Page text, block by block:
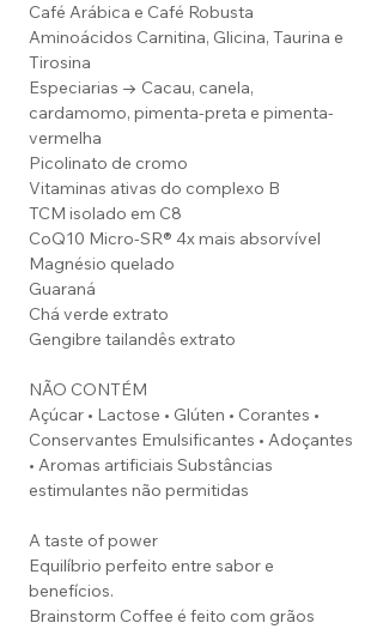
Café Arábica e Café Robusta
Aminoácidos Carnitina, Glicina, Taurina e
Tirosina
Especiarias → Cacau, canela,
cardamomo, pimenta-preta e pimenta-
vermelha
Picolinato de cromo
Vitaminas ativas do complexo B
TCM isolado em C8
CoQ10 Micro-SR® 4x mais absorvível
Magnésio quelado
Guaraná
Chá verde extrato
Gengibre tailandês extrato
NÃO CONTÉM
Açúcar • Lactose • Glúten • Corantes •
Conservantes Emulsificantes • Adoçantes
• Aromas artificiais Substâncias
estimulantes não permitidas
A taste of power
Equilíbrio perfeito entre sabor e
benefícios.
Brainstorm Coffee é feito com grãos